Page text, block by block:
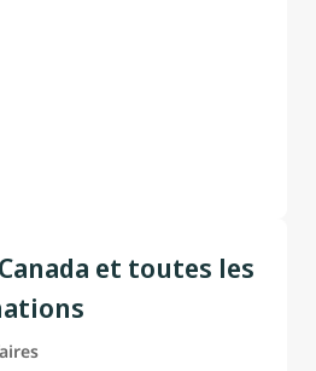
et toutes les